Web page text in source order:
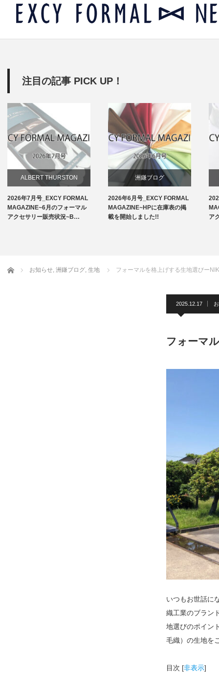
注目の記事 PICK UP！
ALBERT THURSTON
お知らせ
2026年7月号_EXCY FORMAL
MAGAZINE~6月のフォーマル
アクセサリー販売状況~B…
洲鎌ブログ
2026年6月号_EXCY FORMAL
MAGAZINE~HPに在庫表の掲
載を開始しました!!
ア
ホーム お知らせ, 洲鎌ブログ, 生地 フォーマルを格上げする生地選びー
2025.12.17
フォーマ
いつもお世話に
織工業のブラン
地選びのポイン
毛織）の生地を
目次 [非表示]